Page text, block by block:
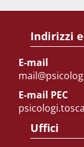
Indirizzi
E-mail
E-mail PEC
Uffici